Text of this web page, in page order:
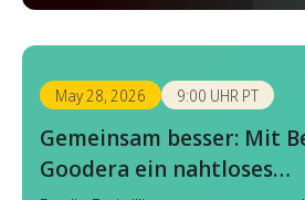
May 28, 2026 9:00 UHR PT
Gemeinsam besser: Mit
Goodera ein nahtloses